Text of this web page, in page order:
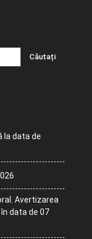
la data de
Avertizarea
data de 07